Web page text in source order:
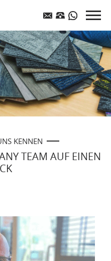
KENNEN
TEAM AUF EINEN